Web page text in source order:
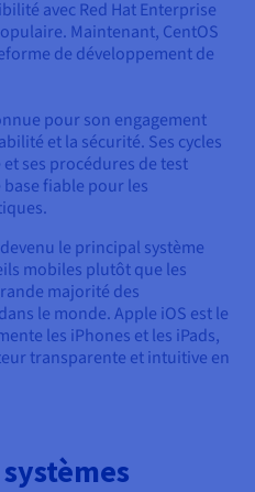
avec Red Hat Enterprise
Maintenant, CentOS
de développement de
pour son engagement
et la sécurité. Ses cycles
ses procédures de test
fiable pour les
le principal système
mobiles plutôt que les
majorité des
le monde. Apple iOS est le
les iPhones et les iPads,
transparente et intuitive en